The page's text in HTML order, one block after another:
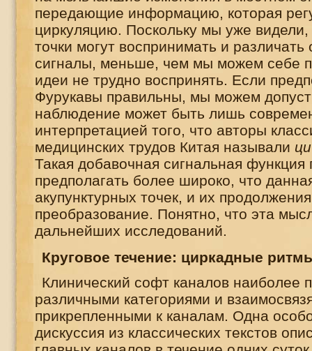
передающие информацию, которая
циркуляцию. Поскольку мы уже видели,
точки могут воспринимать и
сигналы, меньше, чем мы можем себе
идеи не трудно воспринять. Если
Фурукавы правильны, мы можем
наблюдение может быть лишь
интерпретацией того, что авторы
медицинских трудов Китая называли ци
Такая добавочная сигнальная функция
предполагать более широко, что
акупунктурных точек, и их
преобразование. Понятно, что эта
дальнейших исследований.
Круговое течение: циркадные
Клинический софт каналов наиболее
различными категориями и
прикрепленными к каналам. Одна
дискуссия из классических текстов